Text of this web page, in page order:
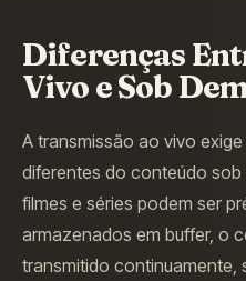
Diferenças
Vivo e Sob
A transmissão ao vivo
diferentes do conteúdo sob
filmes e séries podem ser
armazenados em buffer, o
transmitido continuamente,